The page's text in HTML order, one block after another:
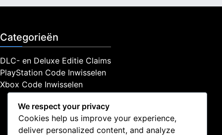
Categorieën
DLC- en Deluxe Editie Claims
PlayStation Code Inwisselen
Xbox Code Inwisselen
We respect your privacy
Cookies help us improve your experience,
deliver personalized content, and analyze